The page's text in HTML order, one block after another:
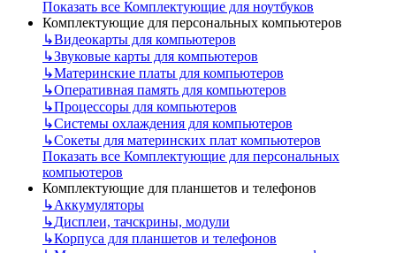
Показать все Комплектующие для ноутбуков
Комплектующие для персональных компьютеров
↳Видеокарты для компьютеров
↳Звуковые карты для компьютеров
↳Материнские платы для компьютеров
↳Оперативная память для компьютеров
↳Процессоры для компьютеров
↳Системы охлаждения для компьютеров
↳Сокеты для материнских плат компьютеров
Показать все Комплектующие для персональных
компьютеров
Комплектующие для планшетов и телефонов
↳Аккумуляторы
↳Дисплеи, тачскрины, модули
↳Корпуса для планшетов и телефонов